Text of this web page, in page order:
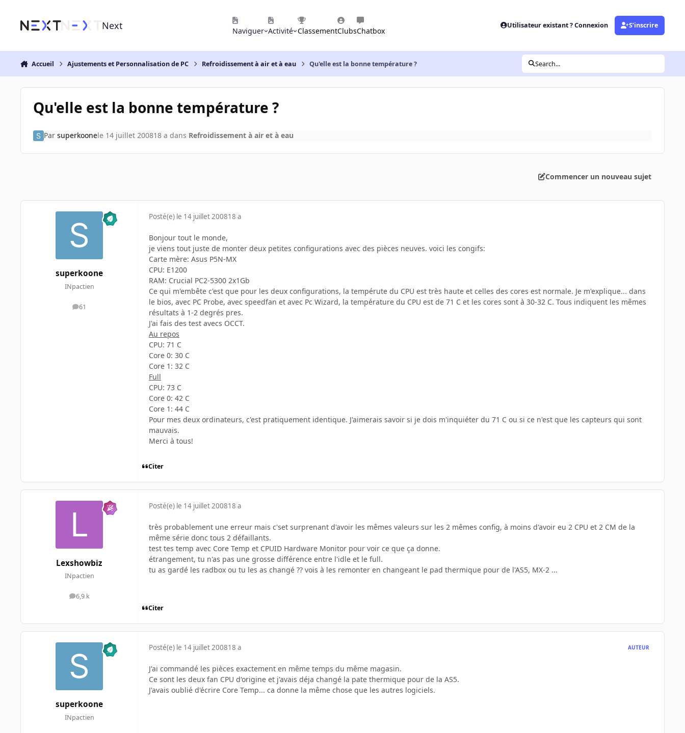
Next Naviguer Activité ClassementClubsChatbox
Utilisateur existant ? Connexion S’inscrire
Accueil Ajustements et Personnalisation de PC Refroidissement à air et à eau Qu'elle est la bonne température ? Search...
Qu'elle est la bonne température ?
Par superkoonele 14 juillet 200818 a dans Refroidissement à air et à eau
Commencer un nouveau sujet
superkoone
INpactien
61
messages
Posté(e) le 14 juillet 200818 a
Bonjour tout le monde,
je viens tout juste de monter deux petites configurations avec des pièces neuves. voici les congifs:
Carte mère: Asus P5N-MX
CPU: E1200
RAM: Crucial PC2-5300 2x1Gb
Ce qui m'embête c'est que pour les deux configurations, la tempérute du CPU est très haute et celles des cores est normale. Je m'explique... dans
le bios, avec PC Probe, avec speedfan et avec Pc Wizard, la température du CPU est de 71 C et les cores sont à 30-32 C. Tous indiquent les mêmes
résultats à 1-2 degrés pres.
J'ai fais des test avecs OCCT.
Au repos
CPU: 71 C
Core 0: 30 C
Core 1: 32 C
Full
CPU: 73 C
Core 0: 42 C
Core 1: 44 C
Pour mes deux ordinateurs, c'est pratiquement identique. J'aimerais savoir si je dois m'inquiéter du 71 C ou si ce n'est que les capteurs qui sont
mauvais.
Merci à tous!
Citer
Lexshowbiz
INpactien
6,9 k
messages
Posté(e) le 14 juillet 200818 a
très probablement une erreur mais c'set surprenant d'avoir les mêmes valeurs sur les 2 mêmes config, à moins d'avoir eu 2 CPU et 2 CM de la
même série donc tous 2 défaillants.
test tes temp avec Core Temp et CPUID Hardware Monitor pour voir ce que ça donne.
étrangement, tu n'as pas une grosse différence entre l'idle et le full.
tu as gardé les radbox ou tu les as changé ?? vois à les remonter en changeant le pad thermique pour de l'AS5, MX-2 ...
Citer
superkoone
INpactien
Posté(e) le 14 juillet 200818 a AUTEUR
J'ai commandé les pièces exactement en même temps du même magasin.
Ce sont les deux fan CPU d'origine et j'avais déja changé la pate thermique pour de la AS5.
J'avais oublié d'écrire Core Temp... ca donne la même chose que les autres logiciels.